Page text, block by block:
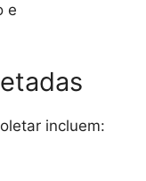
e
incluem: